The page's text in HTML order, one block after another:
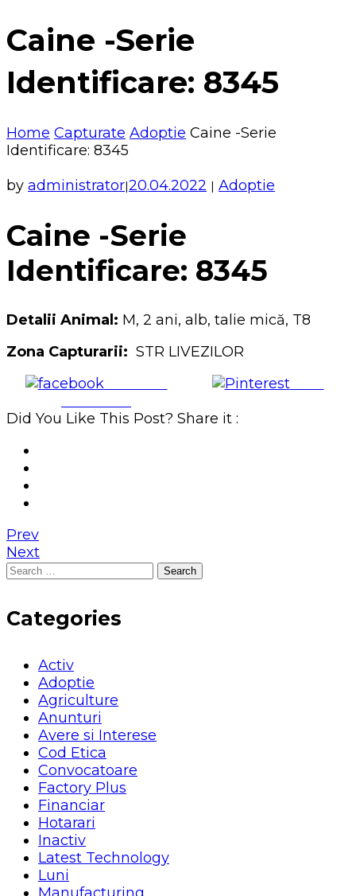
Caine -Serie
Identificare: 8345
Home Capturate Adoptie Caine -Serie
Identificare: 8345
by administrator|20.04.2022 | Adoptie
Caine -Serie
Identificare: 8345
Detalii Animal: M, 2 ani, alb, talie mică, T8
Zona Capturarii: STR LIVEZILOR
Share on
Save
Did You Like This Post? Share it :
Prev
Next
Search
Categories
Activ
Adoptie
Agriculture
Anunturi
Avere si Interese
Cod Etica
Convocatoare
Factory Plus
Financiar
Hotarari
Inactiv
Latest Technology
Luni